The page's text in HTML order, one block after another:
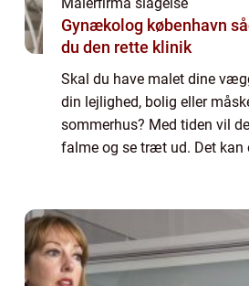
Malerfirma slagelse
Gynækolog københavn sådan vælger
du den rette klinik
Skal du have malet dine
din lejlighed, bolig eller
sommerhus? Med tiden vil
falme og se træt ud. Det kan